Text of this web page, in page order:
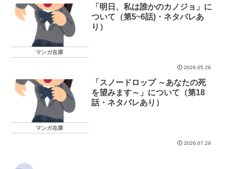
マンガ在庫
「明日、私は誰かのカノジョ」に
ついて（第5~6話)・ネタバレあ
り）
2026.05.26
マンガ在庫
「スノードロップ ～あなたの死
を望みます～」について（第18
話・ネタバレあり）
2026.07.29